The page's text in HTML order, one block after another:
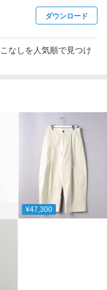
ダウンロード
なしを人気順で見つけ
¥47,300